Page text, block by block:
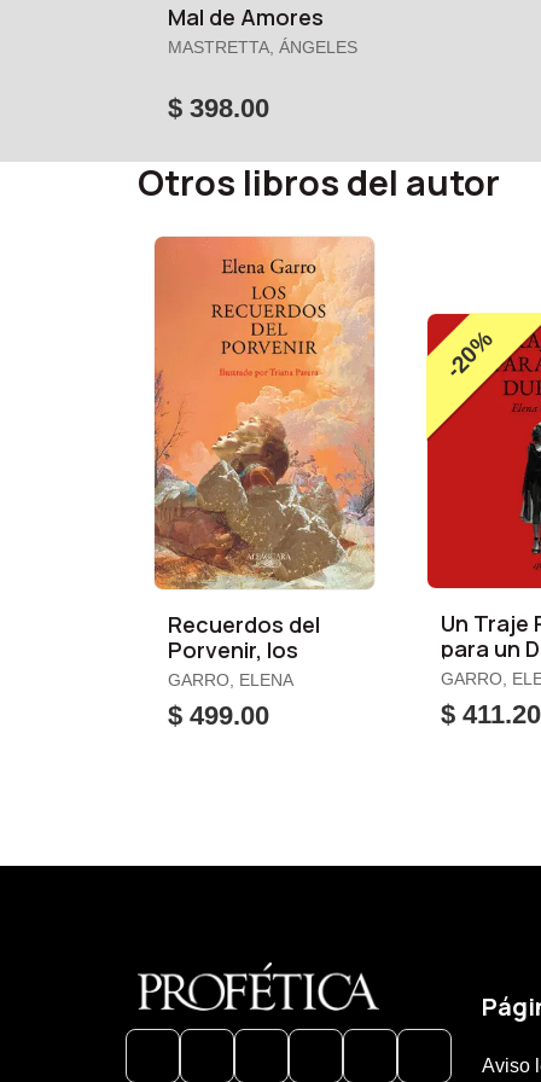
Mal de Amores
MASTRETTA, ÁNGELES
$ 398.00
Otros libros del autor
Recuerdos del
Porvenir, los
GARRO, ELENA
$ 499.00
-20%
Un Traje
para un
GARRO,
$ 411.20
Aviso